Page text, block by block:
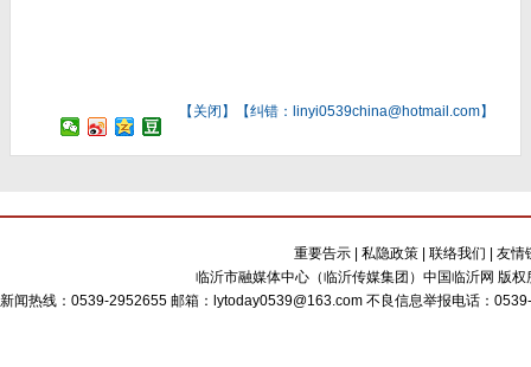
【 关闭 】【纠错：linyi0539china@hotmail.com】